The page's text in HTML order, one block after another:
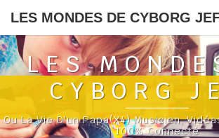
LES MONDES DE CYBORG
LES
CYBORG
Ou La Vie D'un Papa(x4) Musicien,
100% Connecté